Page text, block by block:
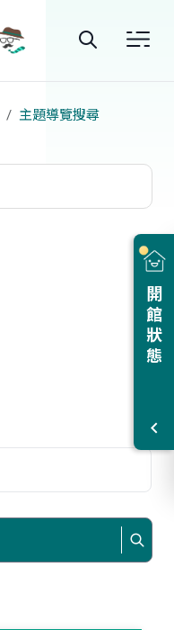
站
尋
開館狀態
主題導覽搜尋